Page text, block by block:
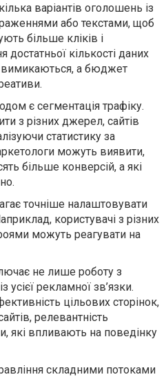
варіантів оголошень із
або текстами, щоб
більше кліків і
достатньої кількості даних
вимикаються, а бюджет
є сегментація трафіку.
з різних джерел, сайтів
статистику за
можуть виявити,
більше конверсій, а які
точніше налаштовувати
користувачі з різних
можуть реагувати на
не лише роботу з
рекламної зв’язки.
цільових сторінок,
релевантність
які впливають на поведінку
складними потоками